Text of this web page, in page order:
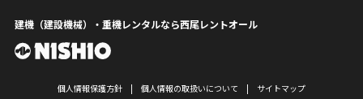
建機（建設機械）・重機レンタルなら西尾レントオール
個人情報保護方針 個人情報の取扱いについて サイトマップ